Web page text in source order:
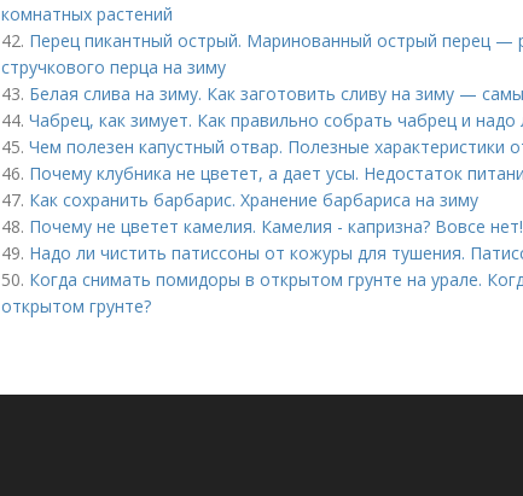
комнатных растений
42. Перец пикантный острый. Маринованный острый перец —
стручкового перца на зиму
43. Белая слива на зиму. Как заготовить сливу на зиму —
44. Чабрец, как зимует. Как правильно собрать чабрец и надо
45. Чем полезен капустный отвар. Полезные характеристики
46. Почему клубника не цветет, а дает усы. Недостаток
47. Как сохранить барбарис. Хранение барбариса на зиму
48. Почему не цветет камелия. Камелия - капризна? Вовсе нет!
49. Надо ли чистить патиссоны от кожуры для тушения.
50. Когда снимать помидоры в открытом грунте на урале.
открытом грунте?